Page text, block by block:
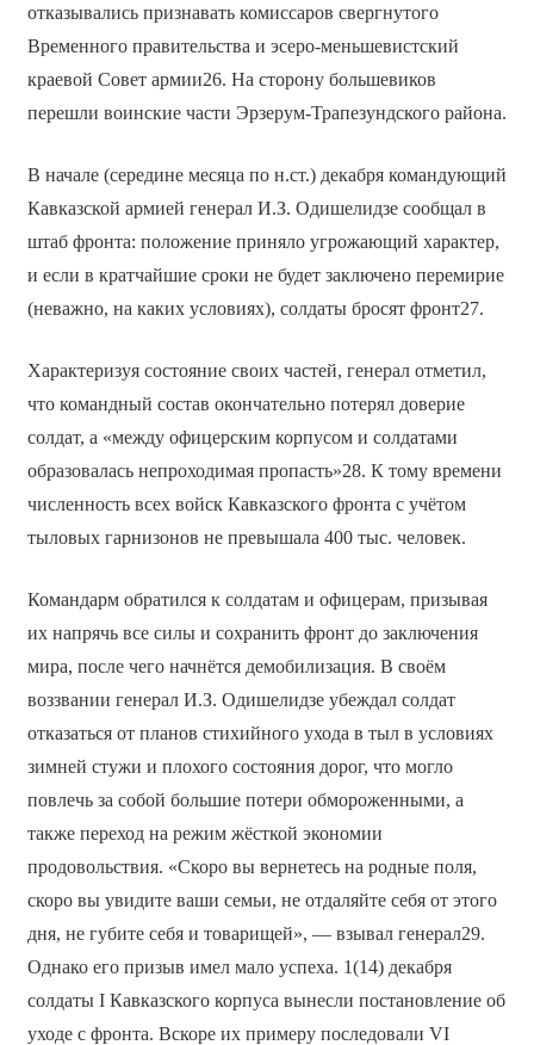
отказывались признавать комиссаров свергнутого
Временного правительства и эсеро-меньшевистский
краевой Совет армии26. На сторону большевиков
перешли воинские части Эрзерум-Трапезундского района.
В начале (середине месяца по н.ст.) декабря командующий
Кавказской армией генерал И.З. Одишелидзе сообщал в
штаб фронта: положение приняло угрожающий характер,
и если в кратчайшие сроки не будет заключено перемирие
(неважно, на каких условиях), солдаты бросят фронт27.
Характеризуя состояние своих частей, генерал отметил,
что командный состав окончательно потерял доверие
солдат, а «между офицерским корпусом и солдатами
образовалась непроходимая пропасть»28. К тому времени
численность всех войск Кавказского фронта с учётом
тыловых гарнизонов не превышала 400 тыс. человек.
Командарм обратился к солдатам и офицерам, призывая
их напрячь все силы и сохранить фронт до заключения
мира, после чего начнётся демобилизация. В своём
воззвании генерал И.З. Одишелидзе убеждал солдат
отказаться от планов стихийного ухода в тыл в условиях
зимней стужи и плохого состояния дорог, что могло
повлечь за собой большие потери обмороженными, а
также переход на режим жёсткой экономии
продовольствия. «Скоро вы вернетесь на родные поля,
скоро вы увидите ваши семьи, не отдаляйте себя от этого
дня, не губите себя и товарищей», — взывал генерал29.
Однако его призыв имел мало успеха. 1(14) декабря
солдаты I Кавказского корпуса вынесли постановление об
уходе с фронта. Вскоре их примеру последовали VI